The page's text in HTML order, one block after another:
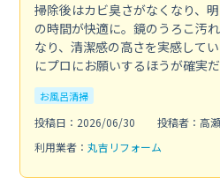
掃除後はカビ臭さがなくなり、
の時間が快適に。鏡のうろこ汚
なり、清潔感の高さを実感して
にプロにお願いするほうが確実だ
お風呂清掃
投稿日：2026/06/30
投稿者：高瀬
利用業者： 丸吉リフォーム